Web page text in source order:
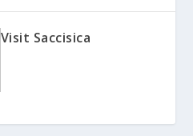
Visit Saccisica